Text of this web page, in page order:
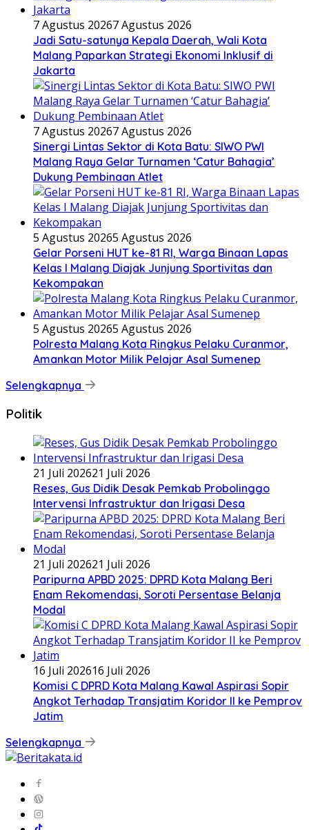
7 Agustus 20267 Agustus 2026
Jadi Satu-satunya Kepala Daerah, Wali Kota
Malang Paparkan Strategi Ekonomi Inklusif di
Jakarta
7 Agustus 20267 Agustus 2026
Sinergi Lintas Sektor di Kota Batu: SIWO PWI
Malang Raya Gelar Turnamen ‘Catur Bahagia’
Dukung Pembinaan Atlet
5 Agustus 20265 Agustus 2026
Gelar Porseni HUT ke-81 RI, Warga Binaan Lapas
Kelas I Malang Diajak Junjung Sportivitas dan
Kekompakan
5 Agustus 20265 Agustus 2026
Polresta Malang Kota Ringkus Pelaku Curanmor,
Amankan Motor Milik Pelajar Asal Sumenep
Selengkapnya
Politik
21 Juli 202621 Juli 2026
Reses, Gus Didik Desak Pemkab Probolinggo
Intervensi Infrastruktur dan Irigasi Desa
21 Juli 202621 Juli 2026
Paripurna APBD 2025: DPRD Kota Malang Beri
Enam Rekomendasi, Soroti Persentase Belanja
Modal
16 Juli 202616 Juli 2026
Komisi C DPRD Kota Malang Kawal Aspirasi Sopir
Angkot Terhadap Transjatim Koridor II ke Pemprov
Jatim
Selengkapnya